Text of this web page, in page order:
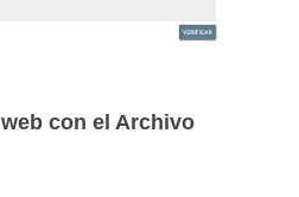
con el Archivo